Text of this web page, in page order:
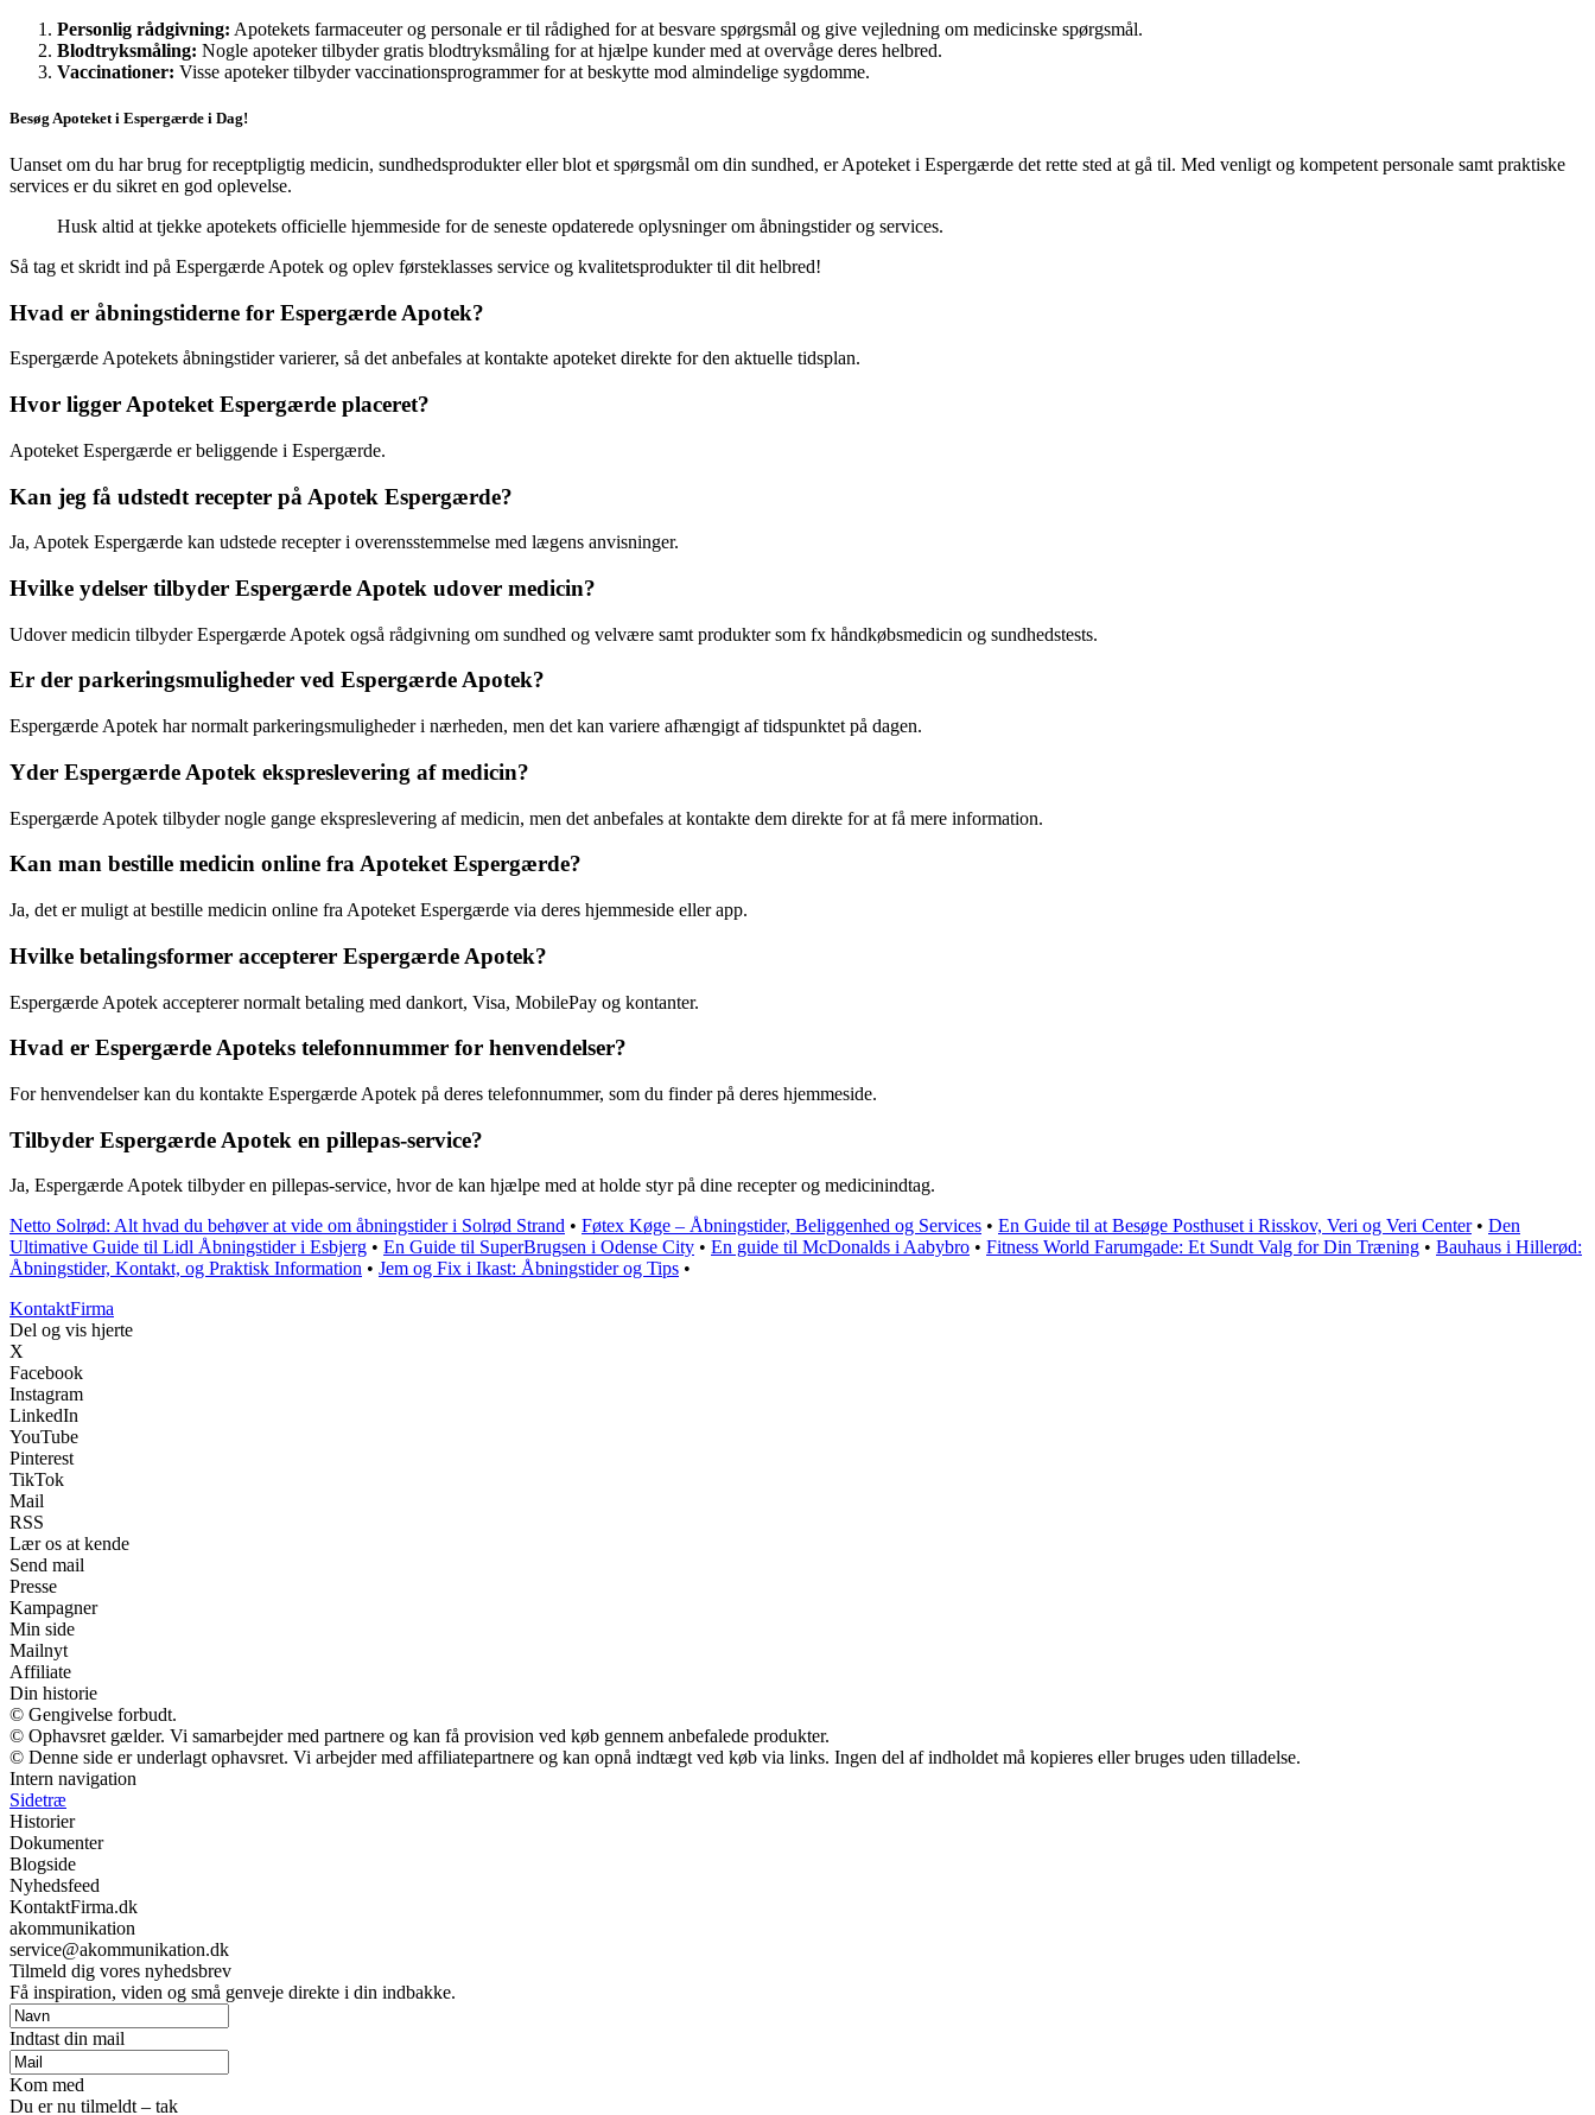
Personlig rådgivning: Apotekets farmaceuter og personale er til rådighed for at besvare spørgsmål og give vejledning om medicinske spørgsmål.
Blodtryksmåling: Nogle apoteker tilbyder gratis blodtryksmåling for at hjælpe kunder med at overvåge deres helbred.
Vaccinationer: Visse apoteker tilbyder vaccinationsprogrammer for at beskytte mod almindelige sygdomme.
Besøg Apoteket i Espergærde i Dag!
Uanset om du har brug for receptpligtig medicin, sundhedsprodukter eller blot et spørgsmål om din sundhed, er Apoteket i Espergærde det rette sted at gå til. Med venligt og kompetent personale samt praktiske
services er du sikret en god oplevelse.
Husk altid at tjekke apotekets officielle hjemmeside for de seneste opdaterede oplysninger om åbningstider og services.
Så tag et skridt ind på Espergærde Apotek og oplev førsteklasses service og kvalitetsprodukter til dit helbred!
Hvad er åbningstiderne for Espergærde Apotek?
Espergærde Apotekets åbningstider varierer, så det anbefales at kontakte apoteket direkte for den aktuelle tidsplan.
Hvor ligger Apoteket Espergærde placeret?
Apoteket Espergærde er beliggende i Espergærde.
Kan jeg få udstedt recepter på Apotek Espergærde?
Ja, Apotek Espergærde kan udstede recepter i overensstemmelse med lægens anvisninger.
Hvilke ydelser tilbyder Espergærde Apotek udover medicin?
Udover medicin tilbyder Espergærde Apotek også rådgivning om sundhed og velvære samt produkter som fx håndkøbsmedicin og sundhedstests.
Er der parkeringsmuligheder ved Espergærde Apotek?
Espergærde Apotek har normalt parkeringsmuligheder i nærheden, men det kan variere afhængigt af tidspunktet på dagen.
Yder Espergærde Apotek ekspreslevering af medicin?
Espergærde Apotek tilbyder nogle gange ekspreslevering af medicin, men det anbefales at kontakte dem direkte for at få mere information.
Kan man bestille medicin online fra Apoteket Espergærde?
Ja, det er muligt at bestille medicin online fra Apoteket Espergærde via deres hjemmeside eller app.
Hvilke betalingsformer accepterer Espergærde Apotek?
Espergærde Apotek accepterer normalt betaling med dankort, Visa, MobilePay og kontanter.
Hvad er Espergærde Apoteks telefonnummer for henvendelser?
For henvendelser kan du kontakte Espergærde Apotek på deres telefonnummer, som du finder på deres hjemmeside.
Tilbyder Espergærde Apotek en pillepas-service?
Ja, Espergærde Apotek tilbyder en pillepas-service, hvor de kan hjælpe med at holde styr på dine recepter og medicinindtag.
Netto Solrød: Alt hvad du behøver at vide om åbningstider i Solrød Strand • Føtex Køge – Åbningstider, Beliggenhed og Services • En Guide til at Besøge Posthuset i Risskov, Veri og Veri Center• Den
Ultimative Guide til Lidl Åbningstider i Esbjerg • En Guide til SuperBrugsen i Odense City • En guide til McDonalds i Aabybro • Fitness World Farumgade: Et Sundt Valg for Din Træning • Bauhaus i Hillerød:
Åbningstider, Kontakt, og Praktisk Information • Jem og Fix i Ikast: Åbningstider og Tips •
KontaktFirma
Del og vis hjerte
X
Facebook
Instagram
LinkedIn
YouTube
Pinterest
TikTok
Mail
RSS
Lær os at kende
Send mail
Presse
Kampagner
Min side
Mailnyt
Affiliate
Din historie
© Gengivelse forbudt.
© Ophavsret gælder. Vi samarbejder med partnere og kan få provision ved køb gennem anbefalede produkter.
© Denne side er underlagt ophavsret. Vi arbejder med affiliatepartnere og kan opnå indtægt ved køb via links. Ingen del af indholdet må kopieres eller bruges uden tilladelse.
Intern navigation
Sidetræ
Historier
Dokumenter
Blogside
Nyhedsfeed
KontaktFirma.dk
akommunikation
service@akommunikation.dk
Tilmeld dig vores nyhedsbrev
Få inspiration, viden og små genveje direkte i din indbakke.
Indtast din mail
Kom med
Du er nu tilmeldt – tak